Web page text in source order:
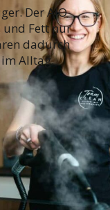
Der AIO
Fett nur
dadurch
Alltag.